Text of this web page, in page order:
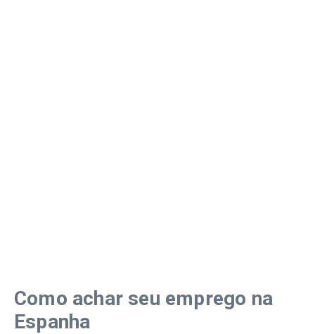
Como achar seu emprego na
Espanha